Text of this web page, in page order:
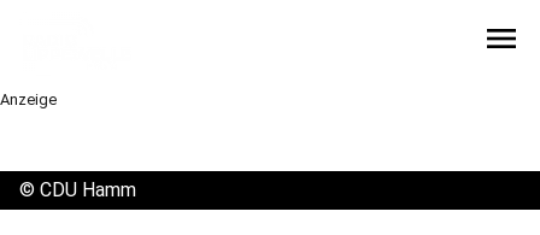
menu
Anzeige
© CDU Hamm